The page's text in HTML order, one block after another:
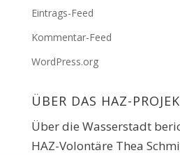
Eintrags-Feed
Kommentar-Feed
WordPress.org
ÜBER DAS HAZ-
Über die Wasserstadt
HAZ-Volontäre Thea